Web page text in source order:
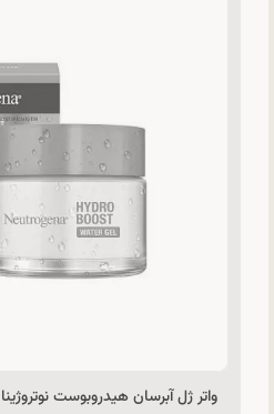
واتر ژل آبرسان هیدروبوست نوتروژینا Hydro Boost Water Gel